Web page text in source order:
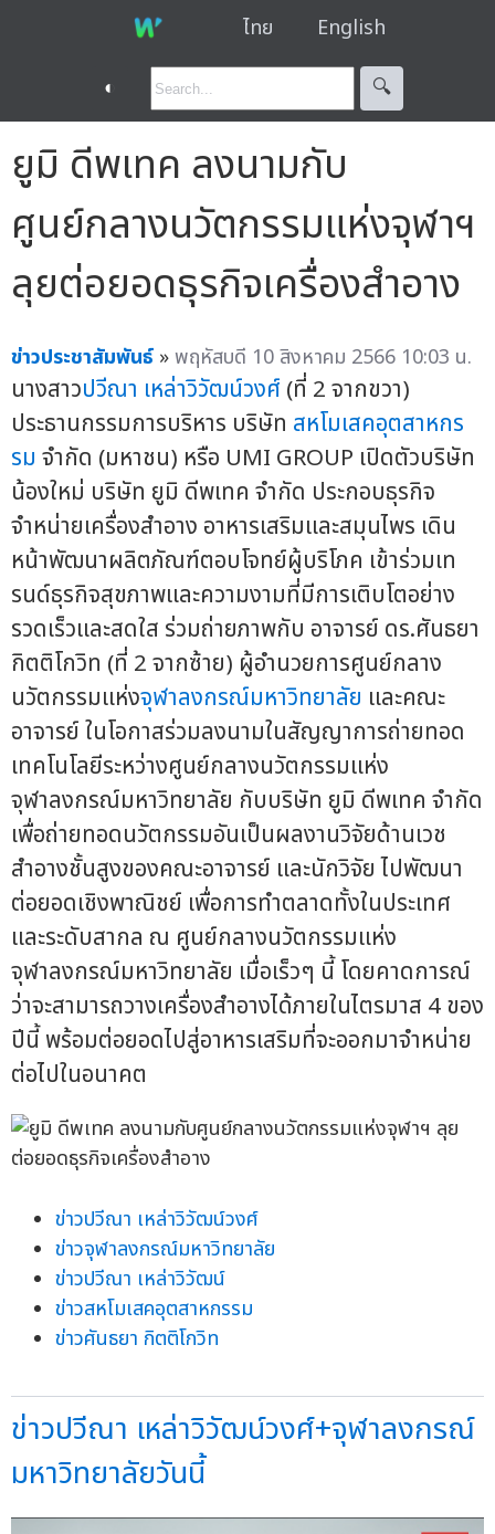
ไทย English
◐ 🔍︎
ยูมิ ดีพเทค ลงนามกับ
ศูนย์กลางนวัตกรรมแห่งจุฬาฯ
ลุยต่อยอดธุรกิจเครื่องสำอาง
ข่าวประชาสัมพันธ์ »พฤหัสบดี 10 สิงหาคม 2566 10:03 น.
นางสาวปวีณา เหล่าวิวัฒน์วงศ์ (ที่ 2 จากขวา)
ประธานกรรมการบริหาร บริษัท สหโมเสคอุตสาหกร
รม จำกัด (มหาชน) หรือ UMI GROUP เปิดตัวบริษัท
น้องใหม่ บริษัท ยูมิ ดีพเทค จำกัด ประกอบธุรกิจ
จำหน่ายเครื่องสำอาง อาหารเสริมและสมุนไพร เดิน
หน้าพัฒนาผลิตภัณฑ์ตอบโจทย์ผู้บริโภค เข้าร่วมเท
รนด์ธุรกิจสุขภาพและความงามที่มีการเติบโตอย่าง
รวดเร็วและสดใส ร่วมถ่ายภาพกับ อาจารย์ ดร.ศันธยา
กิตติโกวิท (ที่ 2 จากซ้าย) ผู้อำนวยการศูนย์กลาง
นวัตกรรมแห่งจุฬาลงกรณ์มหาวิทยาลัย และคณะ
อาจารย์ ในโอกาสร่วมลงนามในสัญญาการถ่ายทอด
เทคโนโลยีระหว่างศูนย์กลางนวัตกรรมแห่ง
จุฬาลงกรณ์มหาวิทยาลัย กับบริษัท ยูมิ ดีพเทค จำกัด
เพื่อถ่ายทอดนวัตกรรมอันเป็นผลงานวิจัยด้านเวช
สำอางชั้นสูงของคณะอาจารย์ และนักวิจัย ไปพัฒนา
ต่อยอดเชิงพาณิชย์ เพื่อการทำตลาดทั้งในประเทศ
และระดับสากล ณ ศูนย์กลางนวัตกรรมแห่ง
จุฬาลงกรณ์มหาวิทยาลัย เมื่อเร็วๆ นี้ โดยคาดการณ์
ว่าจะสามารถวางเครื่องสำอางได้ภายในไตรมาส 4 ของ
ปีนี้ พร้อมต่อยอดไปสู่อาหารเสริมที่จะออกมาจำหน่าย
ต่อไปในอนาคต
ข่าวปวีณา เหล่าวิวัฒน์วงศ์
ข่าวจุฬาลงกรณ์มหาวิทยาลัย
ข่าวปวีณา เหล่าวิวัฒน์
ข่าวสหโมเสคอุตสาหกรรม
ข่าวศันธยา กิตติโกวิท
ข่าวปวีณา เหล่าวิวัฒน์วงศ์+จุฬาลงกรณ์
มหาวิทยาลัยวันนี้